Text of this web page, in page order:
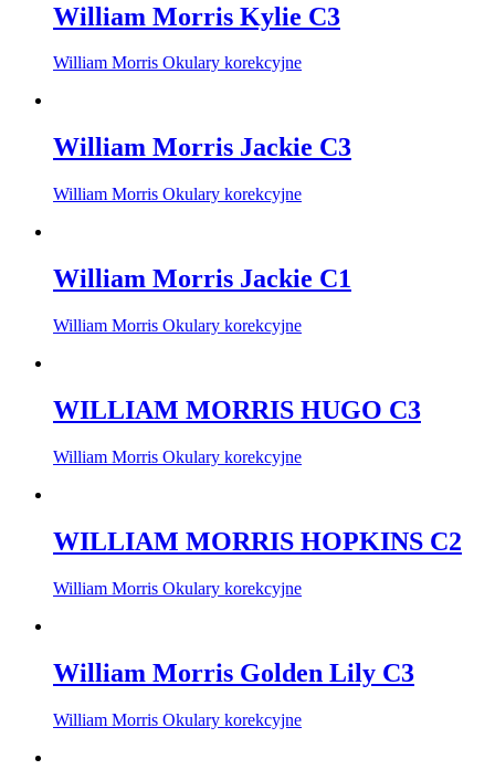
William Morris Kylie C3
William Morris Okulary korekcyjne
William Morris Jackie C3
William Morris Okulary korekcyjne
William Morris Jackie C1
William Morris Okulary korekcyjne
WILLIAM MORRIS HUGO C3
William Morris Okulary korekcyjne
WILLIAM MORRIS HOPKINS C2
William Morris Okulary korekcyjne
William Morris Golden Lily C3
William Morris Okulary korekcyjne